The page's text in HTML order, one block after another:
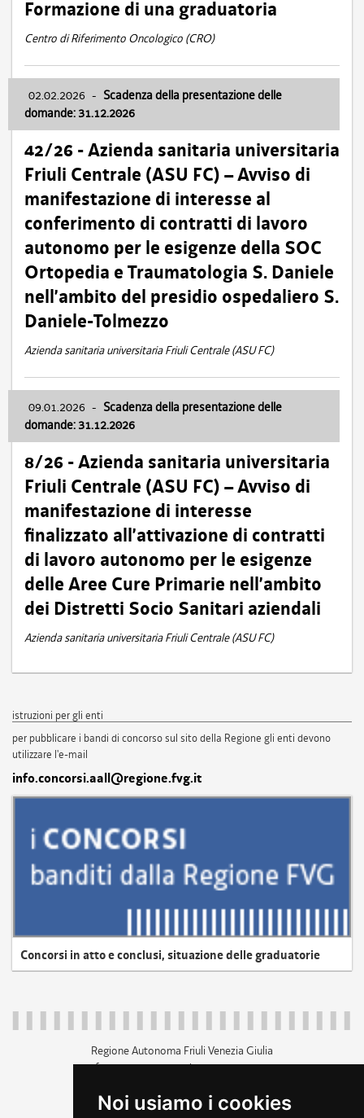
Noi usiamo i cookies
Formazione di una graduatoria
Centro di Riferimento Oncologico (CRO)
02.02.2026 - Scadenza della presentazione delle
domande: 31.12.2026
42/26 - Azienda sanitaria universitaria
Friuli Centrale (ASU FC) – Avviso di
manifestazione di interesse al
conferimento di contratti di lavoro
autonomo per le esigenze della SOC
Ortopedia e Traumatologia S. Daniele
nell’ambito del presidio ospedaliero S.
Daniele-Tolmezzo
Azienda sanitaria universitaria Friuli Centrale (ASU FC)
09.01.2026 - Scadenza della presentazione delle
domande: 31.12.2026
8/26 - Azienda sanitaria universitaria
Friuli Centrale (ASU FC) – Avviso di
manifestazione di interesse
finalizzato all’attivazione di contratti
di lavoro autonomo per le esigenze
delle Aree Cure Primarie nell’ambito
dei Distretti Socio Sanitari aziendali
Azienda sanitaria universitaria Friuli Centrale (ASU FC)
istruzioni per gli enti
per pubblicare i bandi di concorso sul sito della Regione gli enti devono
utilizzare l'e-mail
info.concorsi.aall@regione.fvg.it
Concorsi in atto e conclusi, situazione delle graduatorie
Regione Autonoma Friuli Venezia Giulia
c.f. 80014930327; p.iva 00526040324
+39 040 3771111